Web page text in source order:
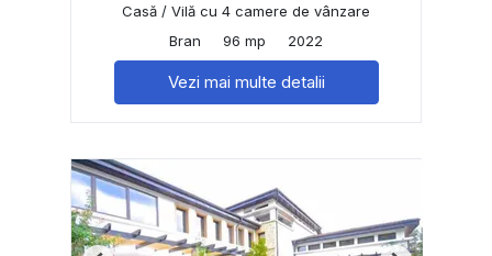
Casă / Vilă cu 4 camere de vânzare
Bran
96 mp 2022
Vezi mai multe detalii